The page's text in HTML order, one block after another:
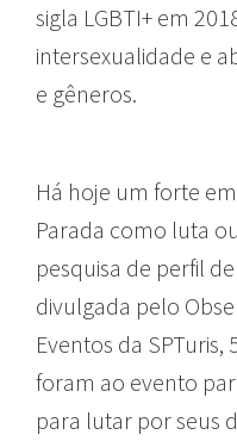
sigla LGBTI+ em
intersexualidade e
e gêneros.
Há hoje um forte
Parada como luta
pesquisa de perfil
divulgada pelo
Eventos da
foram ao evento
para lutar por seus